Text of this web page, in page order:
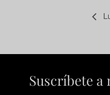
Suscríbete